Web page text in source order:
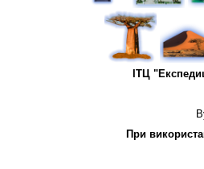
ІТЦ
При